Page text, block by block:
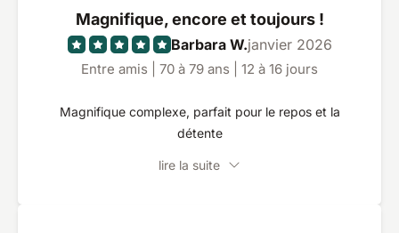
Magnifique, encore et toujours !
Barbara W.janvier 2026
Entre amis | 70 à 79 ans | 12 à 16 jours
Magnifique complexe, parfait pour le repos et la
détente
lire la suite